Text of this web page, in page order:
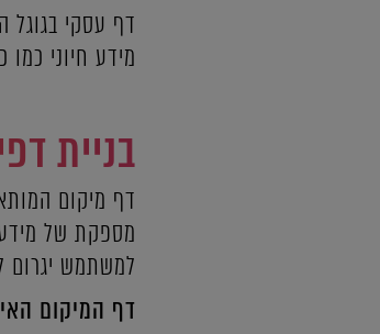
דף עסקי בגוגל
מידע חיוני
בניית
דף מיקום
מספקת של
למשתמש יגרום
דף המיקום